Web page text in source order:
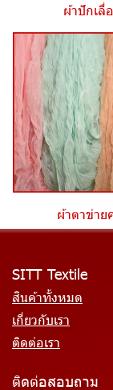
ผ้าปักเลื่
ผ้าตาข่าย
SITT Textile
สินค้าทั้งหมด
เกี่ยวกับเรา
ติดต่อเรา
ติดต่อสอบถาม